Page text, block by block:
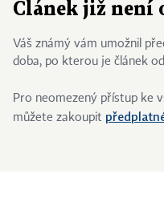
Článek již není
Váš známý vám umožnil
doba, po kterou je článek
Pro neomezený přístup ke
můžete zakoupit